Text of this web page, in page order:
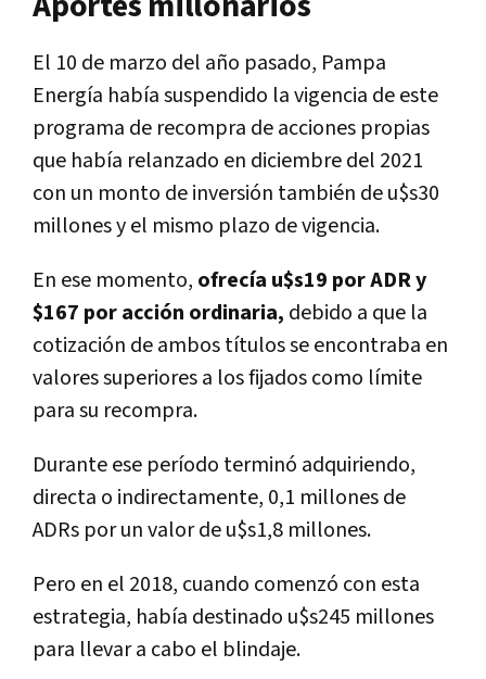
El 10 de marzo del año pasado, Pampa
Energía había suspendido la vigencia de este
programa de recompra de acciones propias
que había relanzado en diciembre del 2021
con un monto de inversión también de u$s30
millones y el mismo plazo de vigencia.
En ese momento, ofrecía u$s19 por ADR y
$167 por acción ordinaria, debido a que la
cotización de ambos títulos se encontraba en
valores superiores a los fijados como límite
para su recompra.
Durante ese período terminó adquiriendo,
directa o indirectamente, 0,1 millones de
ADRs por un valor de u$s1,8 millones.
Pero en el 2018, cuando comenzó con esta
estrategia, había destinado u$s245 millones
para llevar a cabo el blindaje.